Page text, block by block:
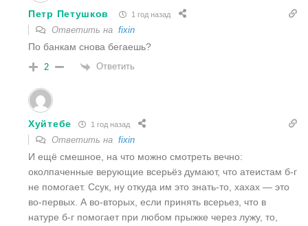
Петр Петушков 1 год назад
Ответить на fixin
По банкам снова бегаешь?
2 Ответить
Хуйтебе 1 год назад
Ответить на fixin
И ещё смешное, на что можно смотреть вечно:
околпаченные верующие всерьёз думают, что атеистам б-г
не помогает. Ссук, ну откуда им это знать-то, хахах — это
во-первых. А во-вторых, если принять всерьез, что в
натуре б-г помогает при любом прыжке через лужу, то,